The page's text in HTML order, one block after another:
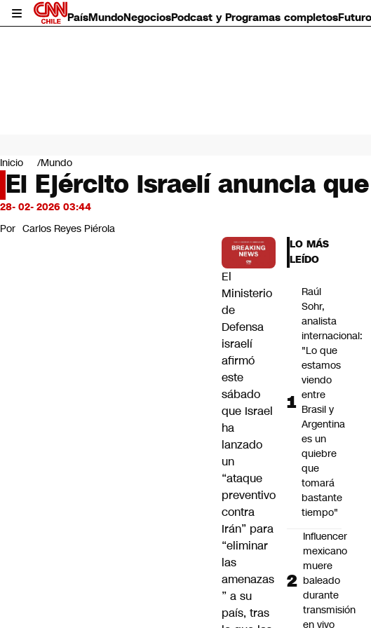
PaísMundoNegociosPodcast y Programas completos
Mundo
Negocios
Deportes
Programas completos
Servicios
Inicio Mundo
El Ejército israelí anuncia
28- 02- 2026 03:44
Por Carlos Reyes Piérola
El
Ministerio
de
Defensa
israelí
afirmó
este
sábado
que Israel
ha
lanzado
un
“ataque
preventivo
contra
Irán” para
“eliminar
las
amenazas
” a su
país, tras
LO MÁS
LEÍDO
Raúl
Sohr,
analista
internacional:
"Lo que
estamos
viendo
entre
Brasil y
Argentina
es un
quiebre
que
tomará
bastante
tiempo"
Influencer
mexicano
muere
baleado
durante
transmisión
en vivo